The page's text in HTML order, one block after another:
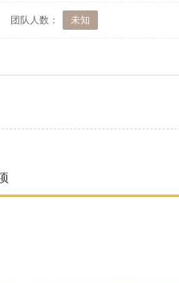
团队人数： 未知